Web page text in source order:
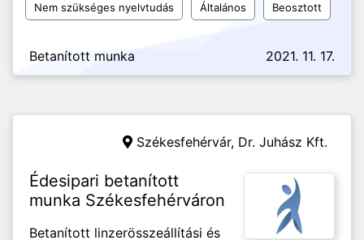
Nem szükséges nyelvtudás Általános Beosztott
Betanított munka 2021. 11. 17.
Székesfehérvár, Dr. Juhász Kft.
Édesipari betanított
munka Székesfehérváron
Betanított linzerösszeállítási és